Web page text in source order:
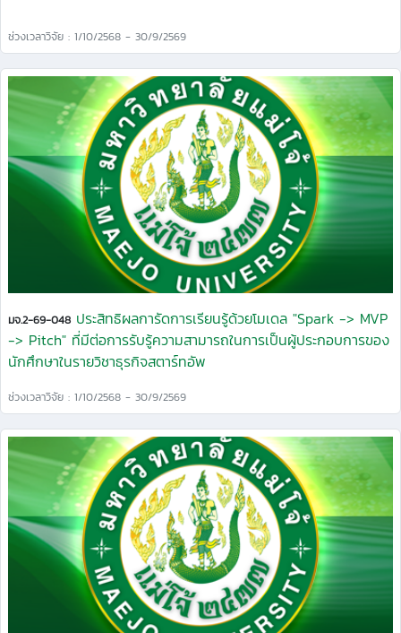
ช่วงเวลาวิจัย : 1/10/2568 - 30/9/2569
มจ.2-69-048 ประสิทธิผลการัดการเรียนรู้ด้วยโมเดล "Spark -> MVP
-> Pitch" ที่มีต่อการรับรู้ความสามารถในการเป็นผู้ประกอบการของ
นักศึกษาในรายวิชาธุรกิจสตาร์ทอัพ
ช่วงเวลาวิจัย : 1/10/2568 - 30/9/2569